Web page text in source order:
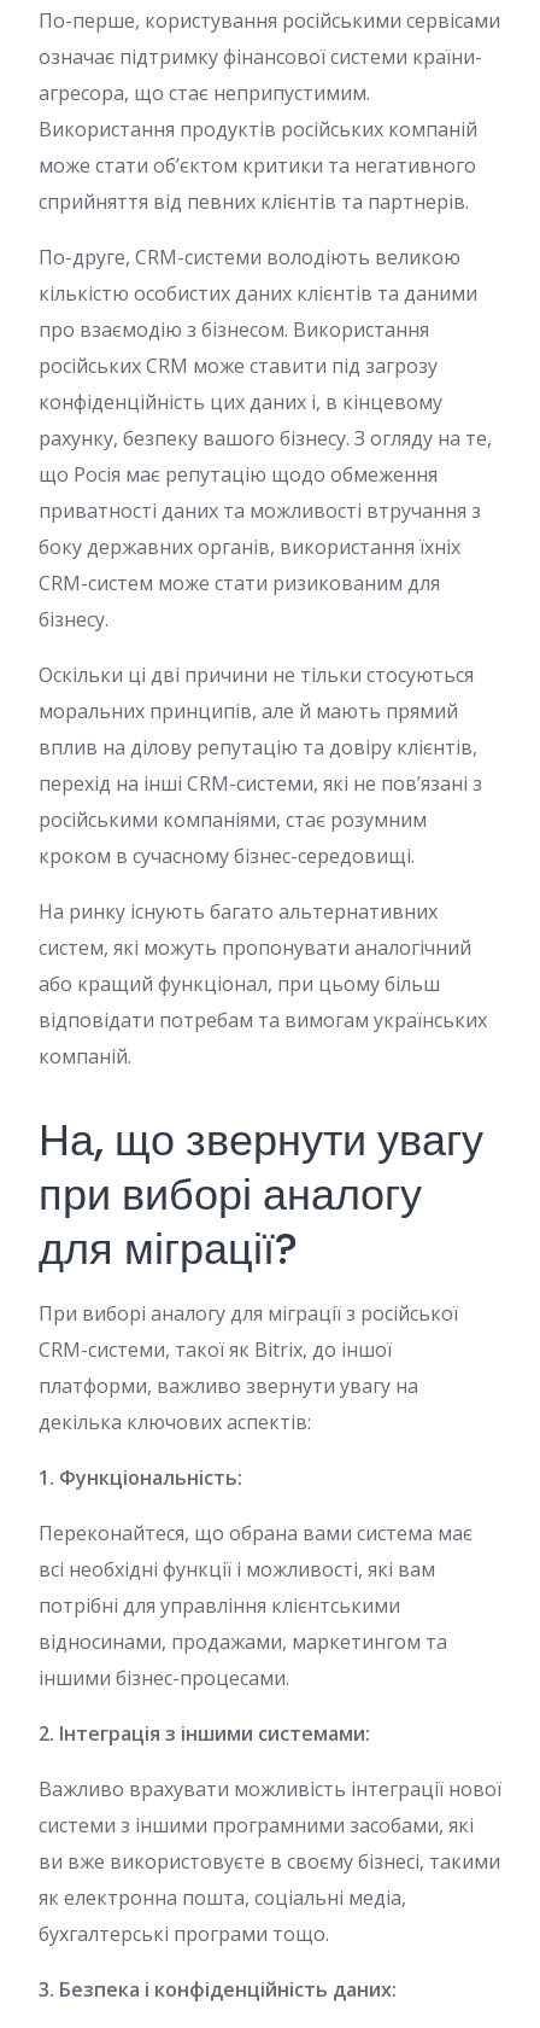
По-перше, користування російськими сервісами
означає підтримку фінансової системи країни-
агресора, що стає неприпустимим.
Використання продуктів російських компаній
може стати об’єктом критики та негативного
сприйняття від певних клієнтів та партнерів.
По-друге, CRM-системи володіють великою
кількістю особистих даних клієнтів та даними
про взаємодію з бізнесом. Використання
російських CRM може ставити під загрозу
конфіденційність цих даних і, в кінцевому
рахунку, безпеку вашого бізнесу. З огляду на те,
що Росія має репутацію щодо обмеження
приватності даних та можливості втручання з
боку державних органів, використання їхніх
CRM-систем може стати ризикованим для
бізнесу.
Оскільки ці дві причини не тільки стосуються
моральних принципів, але й мають прямий
вплив на ділову репутацію та довіру клієнтів,
перехід на інші CRM-системи, які не пов’язані з
російськими компаніями, стає розумним
кроком в сучасному бізнес-середовищі.
На ринку існують багато альтернативних
систем, які можуть пропонувати аналогічний
або кращий функціонал, при цьому більш
відповідати потребам та вимогам українських
компаній.
На, що звернути увагу
при виборі аналогу
для міграції?
При виборі аналогу для міграції з російської
CRM-системи, такої як Bitrix, до іншої
платформи, важливо звернути увагу на
декілька ключових аспектів:
1. Функціональність:
Переконайтеся, що обрана вами система має
всі необхідні функції і можливості, які вам
потрібні для управління клієнтськими
відносинами, продажами, маркетингом та
іншими бізнес-процесами.
2. Інтеграція з іншими системами:
Важливо врахувати можливість інтеграції нової
системи з іншими програмними засобами, які
ви вже використовуєте в своєму бізнесі, такими
як електронна пошта, соціальні медіа,
бухгалтерські програми тощо.
3. Безпека і конфіденційність даних: